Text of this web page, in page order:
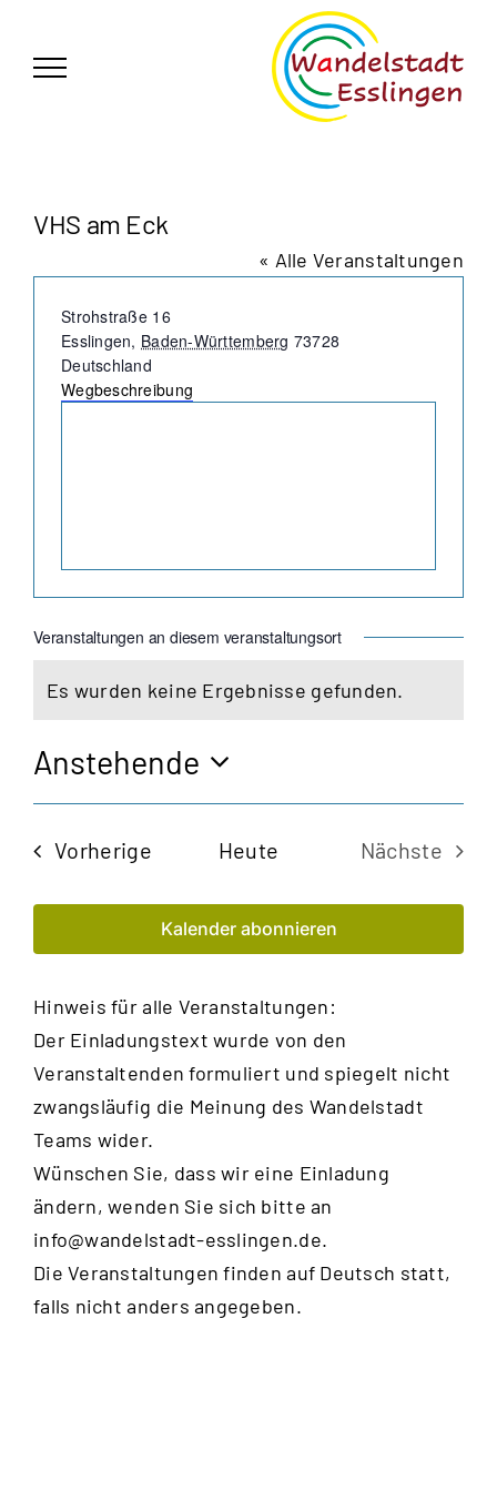
springen
VHS am Eck
« Alle Veranstaltungen
Adresse
Strohstraße 16
Esslingen, Baden-Württemberg 73728
Deutschland
Wegbeschreibung
Veranstaltungen an diesem veranstaltungsort
Hinweis
Es wurden keine Ergebnisse gefunden.
Anstehende
Datum
VorherigeVeranstaltungen
Heute
Nächste
Kalender abonnieren
Hinweis für alle Veranstaltungen:
Der Einladungstext wurde von den
Veranstaltenden formuliert und spiegelt nicht
zwangsläufig die Meinung des Wandelstadt
Teams wider.
Wünschen Sie, dass wir eine Einladung
ändern, wenden Sie sich bitte an
info@wandelstadt-esslingen.de.
Die Veranstaltungen finden auf Deutsch statt,
falls nicht anders angegeben.